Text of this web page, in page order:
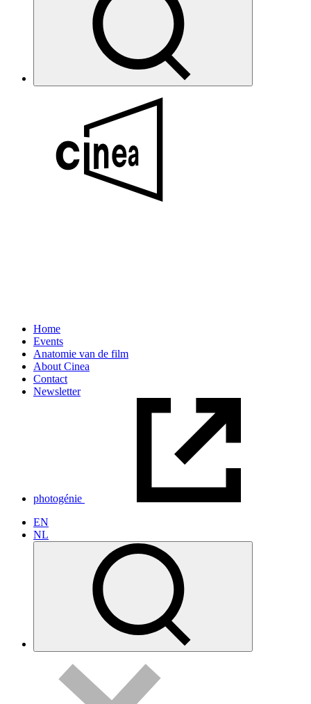
Home
Events
Anatomie van de film
About Cinea
Contact
Newsletter
photogénie
EN
NL